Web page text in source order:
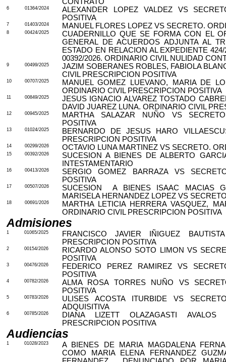
6 01364/2024
ALEXANDER LOPEZ VALDEZ VS
POSITIVA
7 01403/2024 MANUEL FLORES LOPEZ VS SECRETO.
8 00424/2025
CUADERNILLO QUE SE FORMA CON EL
GENERAL DE ACUERDOS ADJUNTA AL
ESTADO EN RELACION AL EXPEDIENTE
00392/2026. ORDINARIO CIVIL NULIDAD
9 00499/2025
JAZIM SOBERANES ROBLES, FABIOLA
CIVIL PRESCRIPCION POSITIVA
10 00707/2025
MANUEL GOMEZ LUEVANO, MARIA DE
ORDINARIO CIVIL PRESCRIPCION POSITIVA
11 00849/2025
JESUS IGNACIO ALVAREZ TOSTADO
DAVID JUAREZ LUNA. ORDINARIO CIVIL
12 00945/2025
MARTHA SALAZAR NUÑO VS
POSITIVA
13 01024/2025
BERNARDO DE JESUS HARO
PRESCRIPCION POSITIVA
14 00299/2026 OCTAVIO LUNA MARTINEZ VS SECRETO.
15 00392/2026
SUCESION A BIENES DE ALBERTO
INTESTAMENTARIO
16 00413/2026
SERGIO GOMEZ BARRAZA VS
POSITIVA
17 00507/2026 SUCESION ABIENES ISAAC MACIAS
MARISELA HERNANDEZ LOPEZ VS
18 00691/2026
MARTHA LETICIA HERRERA VASQUEZ,
ORDINARIO CIVIL PRESCRIPCION POSITIVA
Admisiones
1 01065/2025
FRANCISCO JAVIER IÑIGUEZ
PRESCRIPCION POSITIVA
2 00154/2026
RICARDO ALONSO SOTO LIMON VS
POSITIVA
3 00476/2026
FEDERICO PEREZ RAMIREZ VS
POSITIVA
4 00782/2026
ALMA ROSA TORRES NUÑO VS
POSITIVA
5 00783/2026
ULISES ACOSTA ITURBIDE VS
ADQUISITIVA
6 00785/2026
DIANA LIZETT OLAZAGASTI
PRESCRIPCION POSITIVA
Audiencias
1 01028/2023
A BIENES DE MARIA MAGDALENA
COMO MARIA ELENA FERNANDEZ